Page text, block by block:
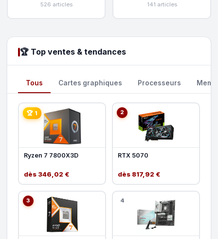
526 articles 141 articles
🏆 Top ventes & tendances
Tous Cartes graphiques Processeurs
🏆 1
Ryzen 7 7800X3D
dès 346,02 €
2
RTX 5070
dès 817,92 €
3 4